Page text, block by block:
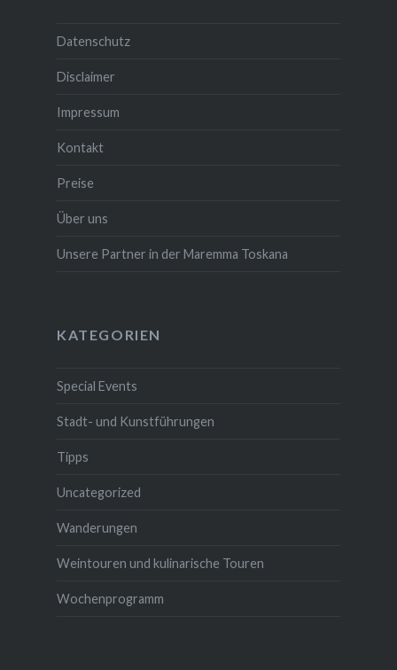
Datenschutz
Disclaimer
Impressum
Kontakt
Preise
Über uns
Unsere Partner in der Maremma Toskana
KATEGORIEN
Special Events
Stadt- und Kunstführungen
Tipps
Uncategorized
Wanderungen
Weintouren und kulinarische Touren
Wochenprogramm